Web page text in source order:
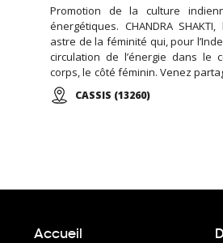
Promotion de la culture
énergétiques. CHANDRA
astre de la féminité qui, pour
circulation de l’énergie dans le
corps, le côté féminin. Venez
mais aussi toutes les
notamment taoïstes dans
CASSIS (13260)
Accueil